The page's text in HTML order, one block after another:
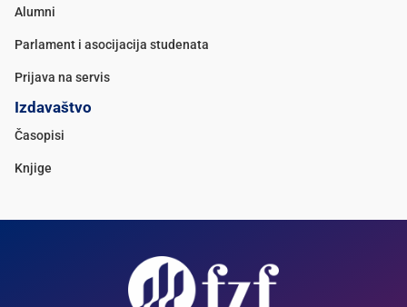
Alumni
Parlament i asocijacija studenata
Prijava na servis
Izdavaštvo
Časopisi
Knjige